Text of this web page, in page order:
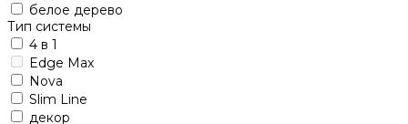
белое дерево
Тип системы
4 в 1
Edge Max
Nova
Slim Line
декор